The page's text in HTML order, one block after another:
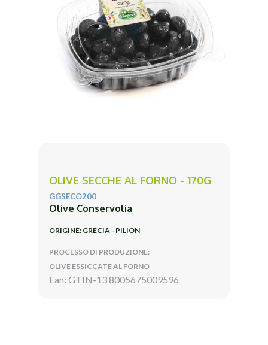
OLIVE SECCHE AL FORNO - 170G
GGSECO200
Olive Conservolia
ORIGINE: GRECIA - PILION
PROCESSO DI PRODUZIONE:
OLIVE ESSICCATE AL FORNO
Ean: GTIN-13 8005675009596